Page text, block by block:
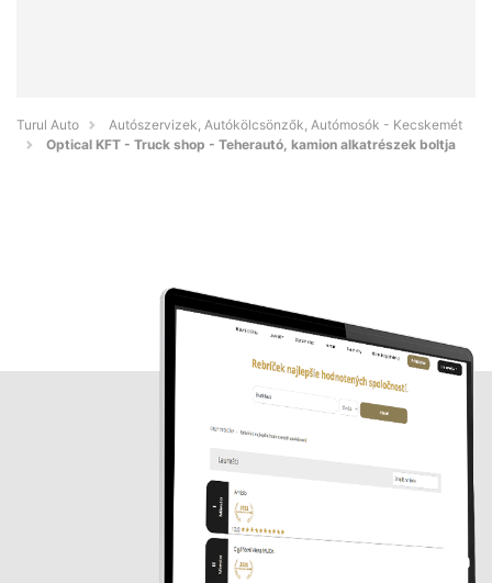
Turul Auto
Autószervizek, Autókölcsönzők, Autómosók - Kecskemét
Optical KFT - Truck shop - Teherautó, kamion alkatrészek boltja